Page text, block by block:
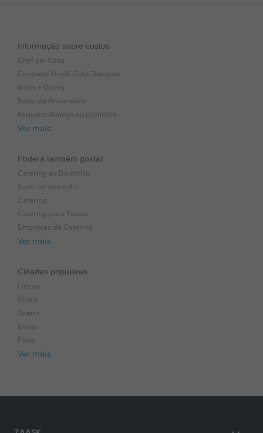
Informação sobre custos
Chef em Casa
Contratar Um/A Cake Designer
Bolos e Doces
Bolos de Aniversário
Pequeno Almoço ao Domicílio
Ver mais
Poderá também gostar
Catering ao Domicílio
Sushi ao domicílio
Catering
Catering para Festas
Empresas de Catering
Ver mais
Cidades populares
Lisboa
Sintra
Aveiro
Braga
Porto
Ver mais